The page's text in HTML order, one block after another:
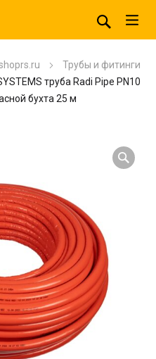
Трубы и фитинги
труба Radi Pipe PN10
бухта 25 м